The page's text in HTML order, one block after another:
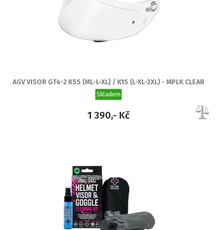
AGV VISOR GT4-2 K5S (ML-L-XL) / K1S (L-XL-2XL) - MPLK CLEAR
Skladem
1 390,- Kč